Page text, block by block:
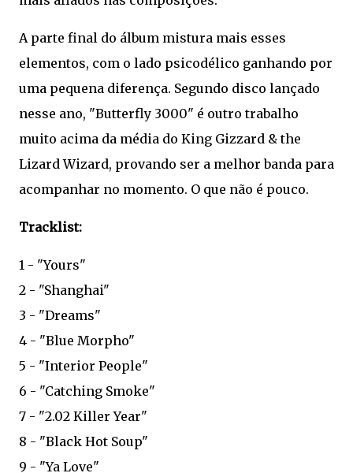
A parte final do álbum mistura mais esses
elementos, com o lado psicodélico ganhando por
uma pequena diferença. Segundo disco lançado
nesse ano, "Butterfly 3000" é outro trabalho
muito acima da média do King Gizzard & the
Lizard Wizard, provando ser a melhor banda para
acompanhar no momento. O que não é pouco.
Tracklist:
1 - "Yours"
2 - "Shanghai"
3 - "Dreams"
4 - "Blue Morpho"
5 - "Interior People"
6 - "Catching Smoke"
7 - "2.02 Killer Year"
8 - "Black Hot Soup"
9 - "Ya Love"